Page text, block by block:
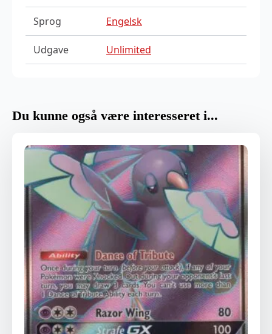
Sprog Engelsk
Udgave Unlimited
Du kunne også være interesseret i...